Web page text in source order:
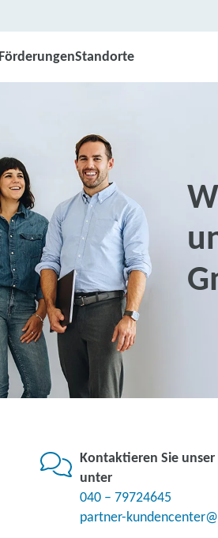
FörderungenStandorte
Kontaktieren Sie
unter
040 – 79724645
partner-